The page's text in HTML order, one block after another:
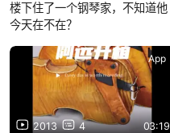
楼下住了一个钢琴家，不知道他
今天在不在？
2013 4 03:19
App